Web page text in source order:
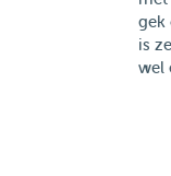
gek
is
wel